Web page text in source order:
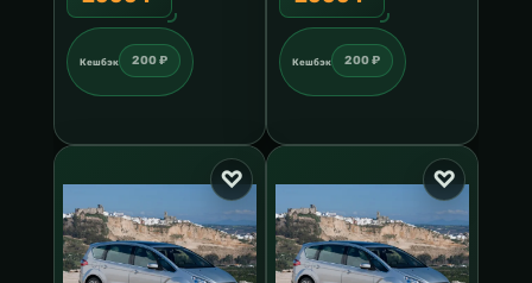
Кешбэк 200 ₽ Кешбэк 200 ₽